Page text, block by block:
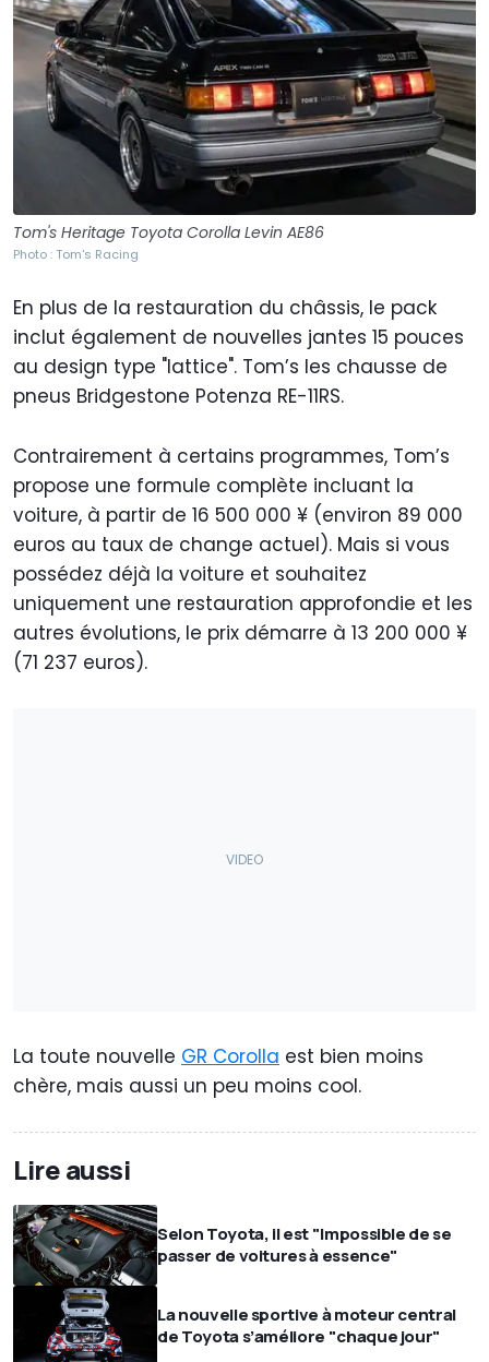
Tom's Heritage Toyota Corolla Levin AE86
Photo : Tom's Racing
En plus de la restauration du châssis, le pack
inclut également de nouvelles jantes 15 pouces
au design type "lattice". Tom’s les chausse de
pneus Bridgestone Potenza RE-11RS.
Contrairement à certains programmes, Tom’s
propose une formule complète incluant la
voiture, à partir de 16 500 000 ¥ (environ 89 000
euros au taux de change actuel). Mais si vous
possédez déjà la voiture et souhaitez
uniquement une restauration approfondie et les
autres évolutions, le prix démarre à 13 200 000 ¥
(71 237 euros).
La toute nouvelle GR Corolla est bien moins
chère, mais aussi un peu moins cool.
Lire aussi
Selon Toyota, il est "Impossible de se
passer de voitures à essence"
La nouvelle sportive à moteur central
de Toyota s’améliore "chaque jour"